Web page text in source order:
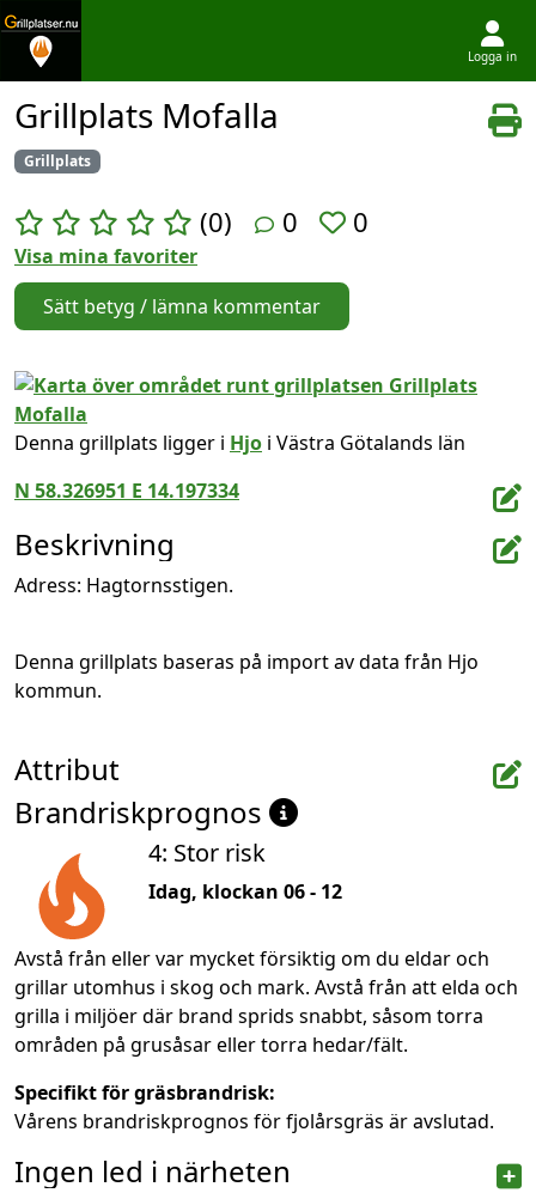
Logga in
Grillplats Mofalla
Grillplats
(0) 0 0
Visa mina favoriter
Sätt betyg / lämna kommentar
Denna grillplats ligger i Hjo i Västra Götalands län
N 58.326951 E 14.197334
Beskrivning
Adress: Hagtornsstigen.
Denna grillplats baseras på import av data från Hjo
kommun.
Attribut
Brandriskprognos
4: Stor risk
Idag, klockan 06 - 12
Avstå från eller var mycket försiktig om du eldar och
grillar utomhus i skog och mark. Avstå från att elda och
grilla i miljöer där brand sprids snabbt, såsom torra
områden på grusåsar eller torra hedar/fält.
Specifikt för gräsbrandrisk:
Vårens brandriskprognos för fjolårsgräs är avslutad.
Ingen led i närheten